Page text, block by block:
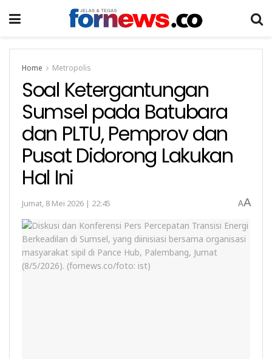
Home Metropolis
Soal Ketergantungan
Sumsel pada Batubara
dan PLTU, Pemprov dan
Pusat Didorong Lakukan
Hal Ini
Jumat, 8 Mei 2026 | 22:45 AA